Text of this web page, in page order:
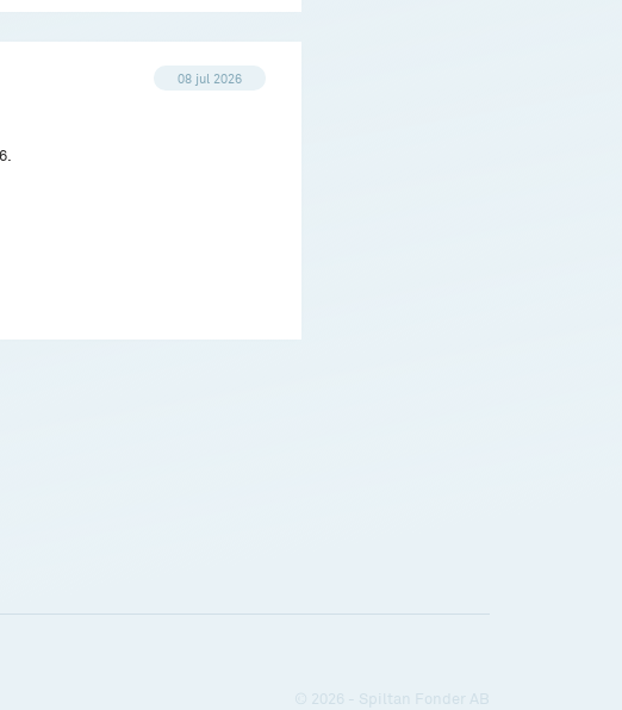
08 jul 2026
© 2026 - Spiltan Fonder AB